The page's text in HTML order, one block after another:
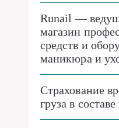
Runail —
магазин
средств и
маникюра и
Страхование
груза в